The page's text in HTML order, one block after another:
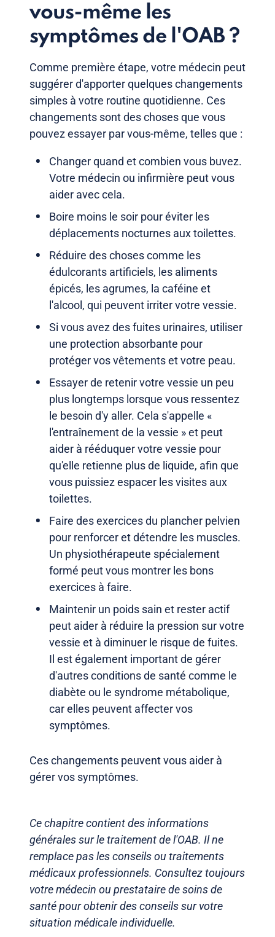
vous-même les
symptômes de l'OAB ?
Comme première étape, votre médecin peut
suggérer d'apporter quelques changements
simples à votre routine quotidienne. Ces
changements sont des choses que vous
pouvez essayer par vous-même, telles que :
Changer quand et combien vous buvez.
Votre médecin ou infirmière peut vous
aider avec cela.
Boire moins le soir pour éviter les
déplacements nocturnes aux toilettes.
Réduire des choses comme les
édulcorants artificiels, les aliments
épicés, les agrumes, la caféine et
l'alcool, qui peuvent irriter votre vessie.
Si vous avez des fuites urinaires, utiliser
une protection absorbante pour
protéger vos vêtements et votre peau.
Essayer de retenir votre vessie un peu
plus longtemps lorsque vous ressentez
le besoin d'y aller. Cela s'appelle «
l'entraînement de la vessie » et peut
aider à rééduquer votre vessie pour
qu'elle retienne plus de liquide, afin que
vous puissiez espacer les visites aux
toilettes.
Faire des exercices du plancher pelvien
pour renforcer et détendre les muscles.
Un physiothérapeute spécialement
formé peut vous montrer les bons
exercices à faire.
Maintenir un poids sain et rester actif
peut aider à réduire la pression sur votre
vessie et à diminuer le risque de fuites.
Il est également important de gérer
d'autres conditions de santé comme le
diabète ou le syndrome métabolique,
car elles peuvent affecter vos
symptômes.
Ces changements peuvent vous aider à
gérer vos symptômes.
Ce chapitre contient des informations
générales sur le traitement de l'OAB. Il ne
remplace pas les conseils ou traitements
médicaux professionnels. Consultez toujours
votre médecin ou prestataire de soins de
santé pour obtenir des conseils sur votre
situation médicale individuelle.